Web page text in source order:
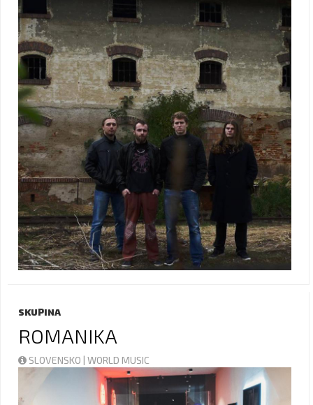
SKUPINA
ROMANIKA
SLOVENSKO | WORLD MUSIC